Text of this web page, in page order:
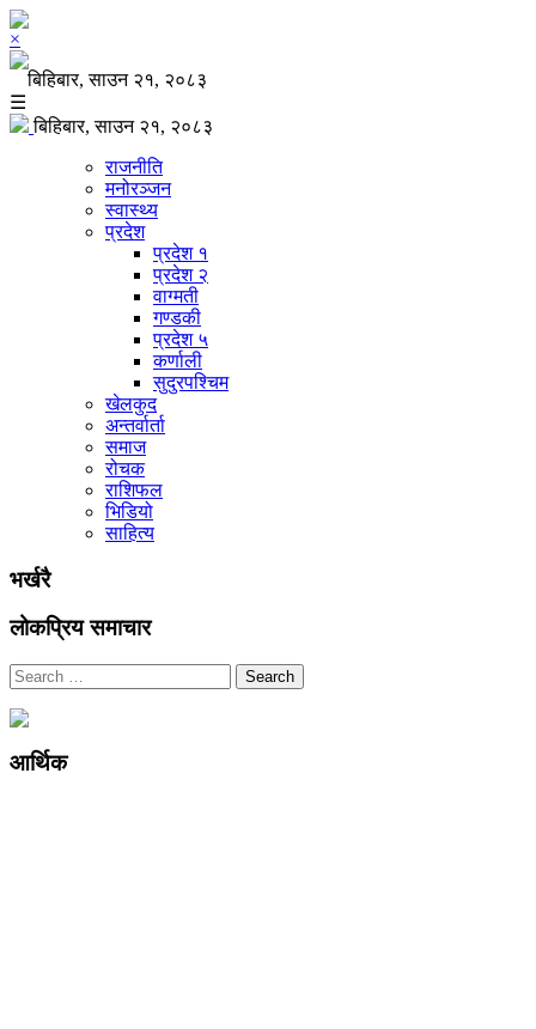
×
बिहिबार, साउन २१, २०८३
☰
बिहिबार, साउन २१, २०८३
राजनीति
मनोरञ्जन
स्वास्थ्य
प्रदेश
प्रदेश १
प्रदेश २
वाग्मती
गण्डकी
प्रदेश ५
कर्णाली
सुदुरपश्चिम
खेलकुद
अन्तर्वार्ता
समाज
रोचक
राशिफल
भिडियो
साहित्य
भर्खरै
लोकप्रिय समाचार
Search
आर्थिक